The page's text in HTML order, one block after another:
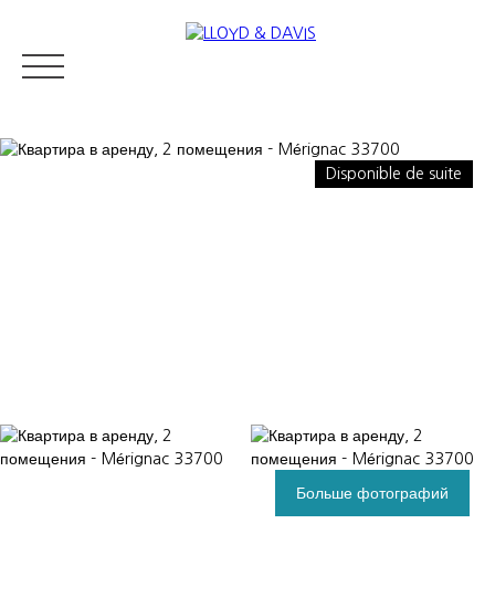
Disponible de suite
Больше фотографий